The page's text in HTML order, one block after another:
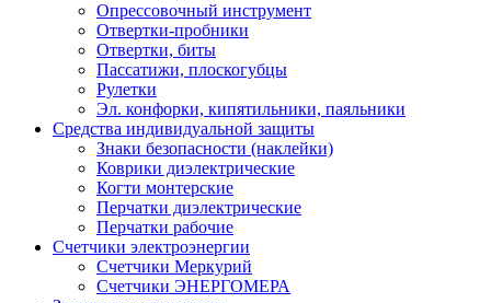
Опрессовочный инструмент
Отвертки-пробники
Отвертки, биты
Пассатижи, плоскогубцы
Рулетки
Эл. конфорки, кипятильники, паяльники
Средства индивидуальной защиты
Знаки безопасности (наклейки)
Коврики диэлектрические
Когти монтерские
Перчатки диэлектрические
Перчатки рабочие
Счетчики электроэнергии
Счетчики Меркурий
Счетчики ЭНЕРГОМЕРА